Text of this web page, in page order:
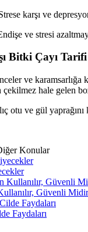
karşı ve
ve stresi
Bitki Çayı Tarifi
ve karamsarlığa
çekilmez hale gelen
otu ve gül
Konular
Güvenli
Faydaları